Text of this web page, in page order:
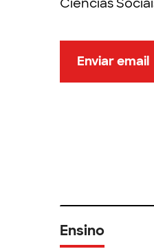
Ciências
Enviar email
Ensino